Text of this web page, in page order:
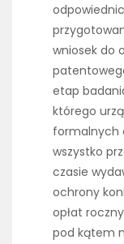
wniosek do
etap
którego
formalnych
wszystko
czasie
ochrony
opłat
pod kątem